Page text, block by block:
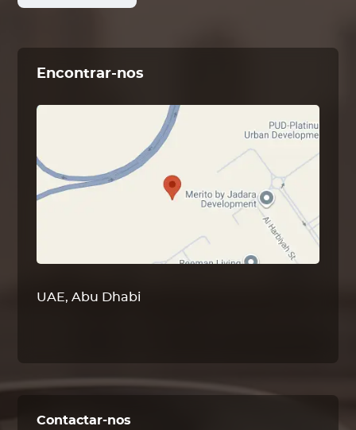
Encontrar-nos
UAE, Abu Dhabi
Contactar-nos